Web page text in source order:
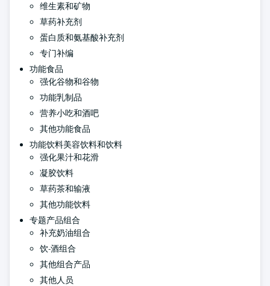
维生素和矿物
草药补充剂
蛋白质和氨基酸补充剂
专门补编
功能食品
强化谷物和谷物
功能乳制品
营养小吃和酒吧
其他功能食品
功能饮料美容饮料和饮料
强化果汁和花滑
凝胶饮料
草药茶和输液
其他功能饮料
专题产品组合
补充奶油组合
饮-酒组合
其他组合产品
其他人员